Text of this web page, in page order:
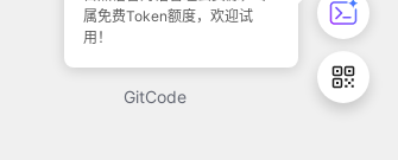
属免费Token额度，欢迎试
用！
51CTO
GitCode